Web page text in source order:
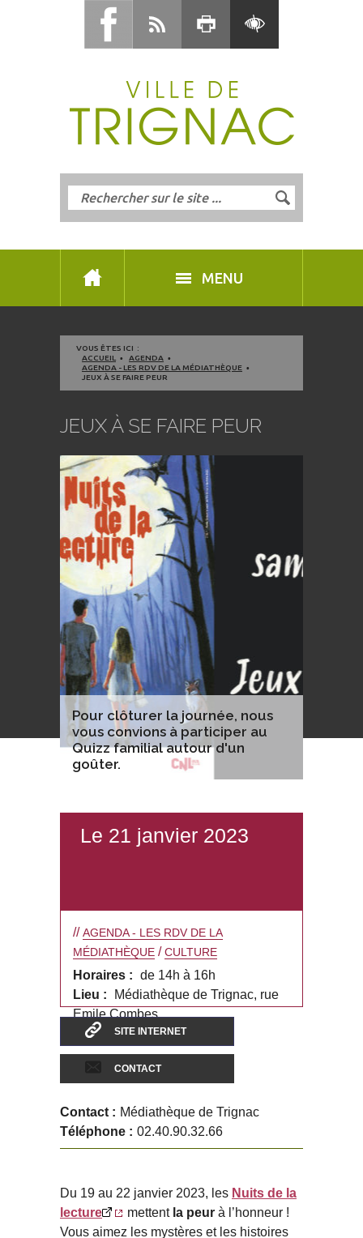
MENU
VOUS ÊTES ICI :
ACCUEIL
AGENDA
AGENDA - LES RDV DE LA MÉDIATHÈQUE
JEUX À SE FAIRE PEUR
JEUX À SE FAIRE PEUR
Pour clôturer la journée, nous
vous convions à participer au
Quizz familial autour d'un
goûter.
Le 21 janvier 2023
//AGENDA - LES RDV DE LA
MÉDIATHÈQUE /CULTURE
Horaires : de 14h à 16h
Lieu :
Médiathèque de Trignac, rue
Emile Combes
SITE INTERNET
CONTACT
Contact : Médiathèque de Trignac
Téléphone : 02.40.90.32.66
Du 19 au 22 janvier 2023, les Nuits de la
lecture
mettent la peur à l’honneur !
Vous aimez les mystères et les histoires